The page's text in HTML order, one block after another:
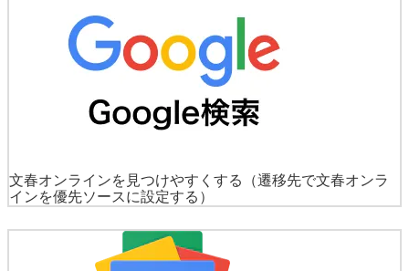
文春オンラインを見つけやすくする
（遷移先で文春オンラ
インを優先ソースに設定する）